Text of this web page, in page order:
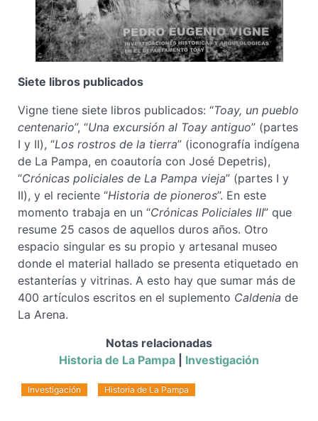
Siete libros publicados
Vigne tiene siete libros publicados: “Toay, un pueblo
centenario”, “Una excursión al Toay antiguo” (partes
I y II), “Los rostros de la tierra” (iconografía indígena
de La Pampa, en coautoría con José Depetris),
“Crónicas policiales de La Pampa vieja” (partes I y
II), y el reciente “Historia de pioneros”. En este
momento trabaja en un “Crónicas Policiales III” que
resume 25 casos de aquellos duros años. Otro
espacio singular es su propio y artesanal museo
donde el material hallado se presenta etiquetado en
estanterías y vitrinas. A esto hay que sumar más de
400 artículos escritos en el suplemento Caldenia de
La Arena.
Notas relacionadas
Historia de La Pampa
Investigación
Investigación Historia de La Pampa